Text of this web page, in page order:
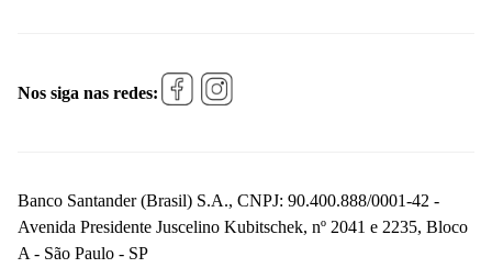
Nos siga nas redes:
Banco Santander (Brasil) S.A., CNPJ: 90.400.888/0001-42 -
Avenida Presidente Juscelino Kubitschek, nº 2041 e 2235, Bloco
A - São Paulo - SP